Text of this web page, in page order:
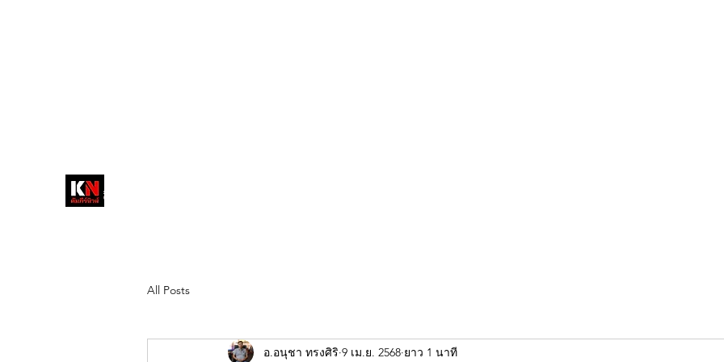
วส์
สื่อลึกวงการสงฆ์ เจาะตรงพระเครื่อง
All Posts
อ.อนุชา ทรงศิริ 9 เม.ย. 2568 ยาว 1 นาที